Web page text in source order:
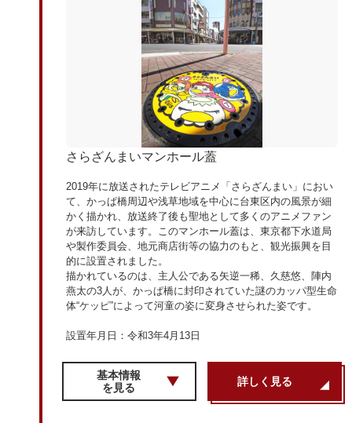
さらざんまいマンホール蓋
2019年に放送されたテレビアニメ「さらざんまい」におい
て、かっぱ橋周辺や浅草地域を中心に台東区内の風景が細
かく描かれ、放送終了後も聖地として多くのアニメファン
が来訪しています。このマンホール蓋は、東京都下水道局
や製作委員会、地元商店街等の協力のもと、観光振興を目
的に設置されました。
描かれているのは、主人公である矢逆一稀、久慈悠、陣内
燕太の3人が、かっぱ橋に封印されていた謎のカッパ型生命
体“ケッピ”によって河童の姿に変身させられた姿です。
設置年月日：令和3年4月13日
基本情報
を見る
詳しく見る